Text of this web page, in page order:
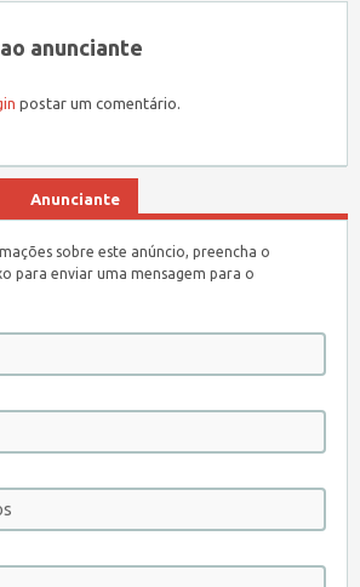
anunciante
postar um comentário.
Anunciante
sobre este anúncio, preencha o
para enviar uma mensagem para o